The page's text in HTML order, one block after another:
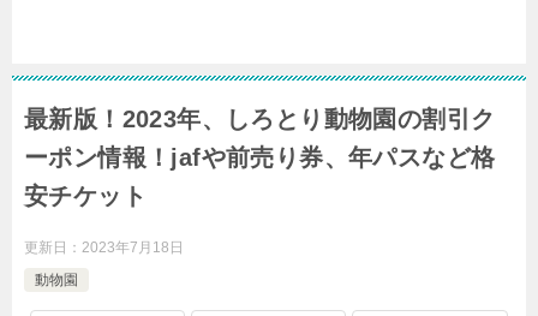
最新版！2023年、しろとり動物園の割引ク
ーポン情報！jafや前売り券、年パスなど格
安チケット
更新日： 2023年7月18日
動物園